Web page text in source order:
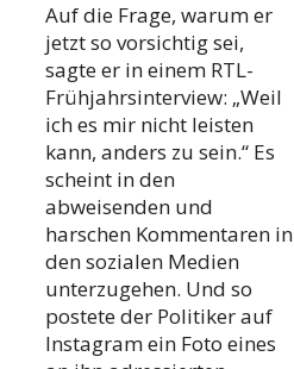
Auf die Frage, warum er
jetzt so vorsichtig sei,
sagte er in einem RTL-
Frühjahrsinterview: „Weil
ich es mir nicht leisten
kann, anders zu sein.“ Es
scheint in den
abweisenden und
harschen Kommentaren in
den sozialen Medien
unterzugehen. Und so
postete der Politiker auf
Instagram ein Foto eines